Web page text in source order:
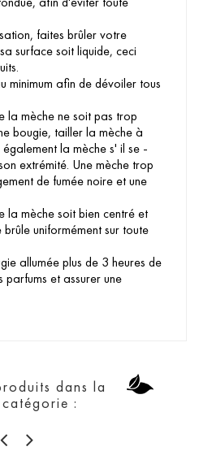
faites brûler votre
surface soit liquide, ceci
minimum afin de dévoiler tous
la mèche ne soit pas trop
bougie, tailler la mèche à
la mèche s' il se -
extrémité. Une mèche trop
de fumée noire et une
la mèche soit bien centré et
uniformément sur toute
allumée plus de 3 heures de
parfums et assurer une
dans la
catégorie :